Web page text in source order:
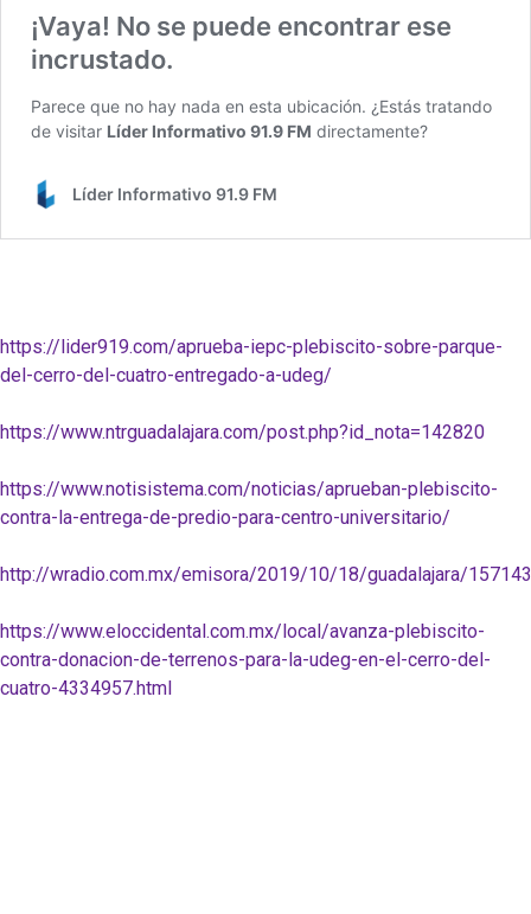
https://lider919.com/aprueba-iepc-plebiscito-sobre-parque-
del-cerro-del-cuatro-entregado-a-udeg/
https://www.ntrguadalajara.com/post.php?id_nota=142820
https://www.notisistema.com/noticias/aprueban-plebiscito-
contra-la-entrega-de-predio-para-centro-universitario/
http://wradio.com.mx/emisora/2019/10/18/guadalajara/
https://www.eloccidental.com.mx/local/avanza-plebiscito-
contra-donacion-de-terrenos-para-la-udeg-en-el-cerro-del-
cuatro-4334957.html